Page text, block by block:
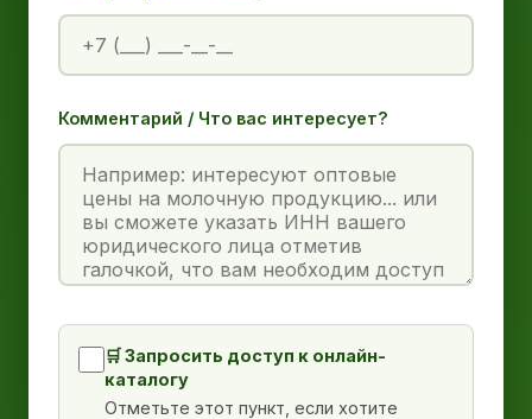
Комментарий / Что вас интересует?
🛒 Запросить доступ к онлайн-
каталогу
Отметьте этот пункт, если хотите